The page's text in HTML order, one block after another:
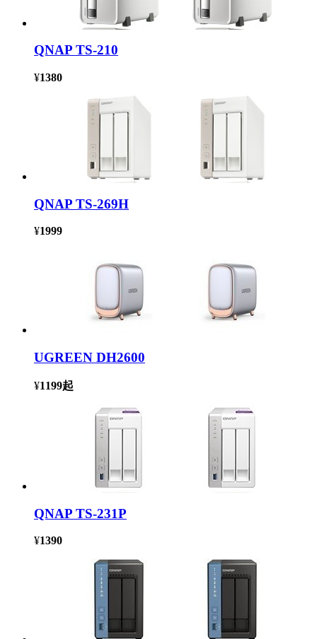
QNAP TS-210
¥1380
QNAP TS-269H
¥1999
UGREEN DH2600
¥1199起
QNAP TS-231P
¥1390